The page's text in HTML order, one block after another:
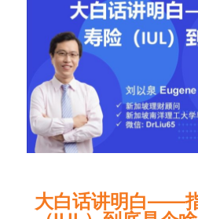
大白话讲明白——